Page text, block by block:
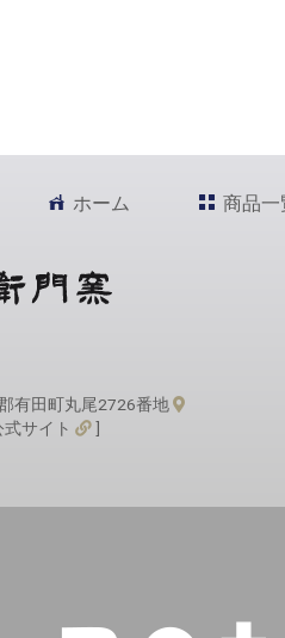
ホーム 商品一
有田町丸尾2726番地
式サイト
]